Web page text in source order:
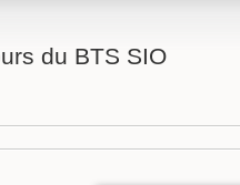
du BTS SIO